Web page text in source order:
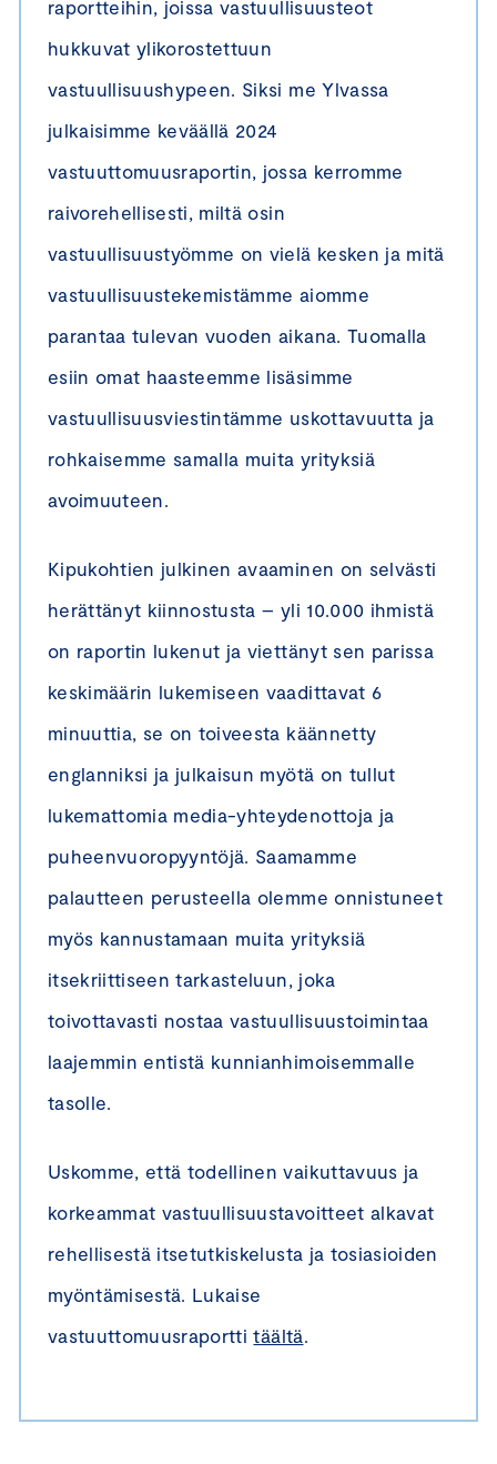
raportteihin, joissa vastuullisuusteot
hukkuvat ylikorostettuun
vastuullisuushypeen. Siksi me Ylvassa
julkaisimme keväällä 2024
vastuuttomuusraportin, jossa kerromme
raivorehellisesti, miltä osin
vastuullisuustyömme on vielä kesken ja mitä
vastuullisuustekemistämme aiomme
parantaa tulevan vuoden aikana. Tuomalla
esiin omat haasteemme lisäsimme
vastuullisuusviestintämme uskottavuutta ja
rohkaisemme samalla muita yrityksiä
avoimuuteen.
Kipukohtien julkinen avaaminen on selvästi
herättänyt kiinnostusta – yli 10.000 ihmistä
on raportin lukenut ja viettänyt sen parissa
keskimäärin lukemiseen vaadittavat 6
minuuttia, se on toiveesta käännetty
englanniksi ja julkaisun myötä on tullut
lukemattomia media-yhteydenottoja ja
puheenvuoropyyntöjä. Saamamme
palautteen perusteella olemme onnistuneet
myös kannustamaan muita yrityksiä
itsekriittiseen tarkasteluun, joka
toivottavasti nostaa vastuullisuustoimintaa
laajemmin entistä kunnianhimoisemmalle
tasolle.
Uskomme, että todellinen vaikuttavuus ja
korkeammat vastuullisuustavoitteet alkavat
rehellisestä itsetutkiskelusta ja tosiasioiden
myöntämisestä. Lukaise
vastuuttomuusraporttitäältä.